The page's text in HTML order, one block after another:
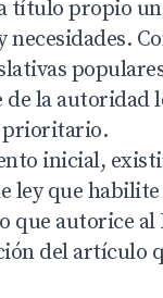
título propio
necesidades.
la autoridad
prioritario.
inicial,
ley que
que autorice
del artículo